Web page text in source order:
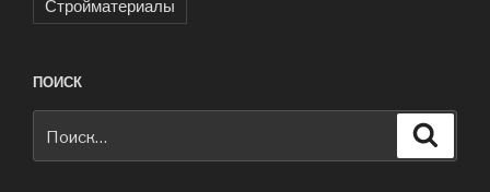
Стройматериалы
ПОИСК